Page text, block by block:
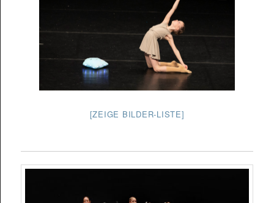
[ZEIGE BILDER-LISTE]